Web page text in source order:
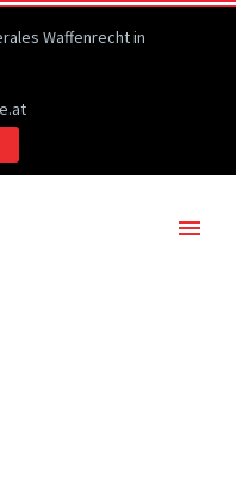
Waffenrecht in